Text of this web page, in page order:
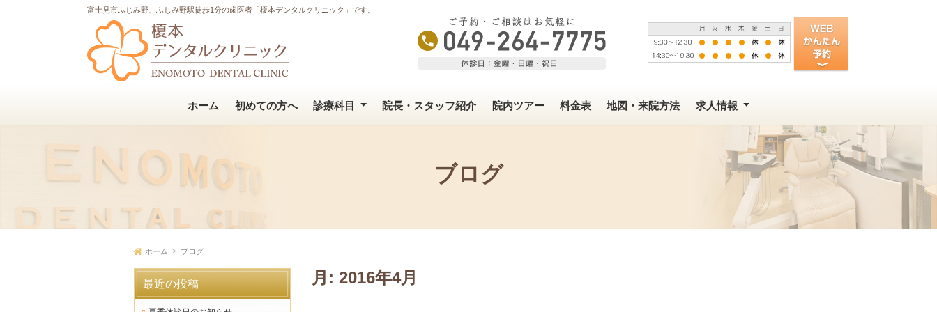
富士見市ふじみ野、ふじみ野駅徒歩1分の歯医者「榎本デンタルクリニック」です。
ホーム 初めての方へ 診療科目 院長・スタッフ紹介 院内ツアー 料金表 地図・来院方法 求人情報
ブログ
ホーム ブログ
最近の投稿 月: 2016年4月